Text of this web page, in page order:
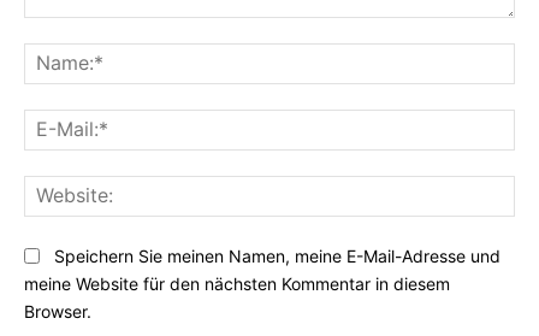
Speichern Sie meinen Namen, meine E-Mail-Adresse und
meine Website für den nächsten Kommentar in diesem
Browser.